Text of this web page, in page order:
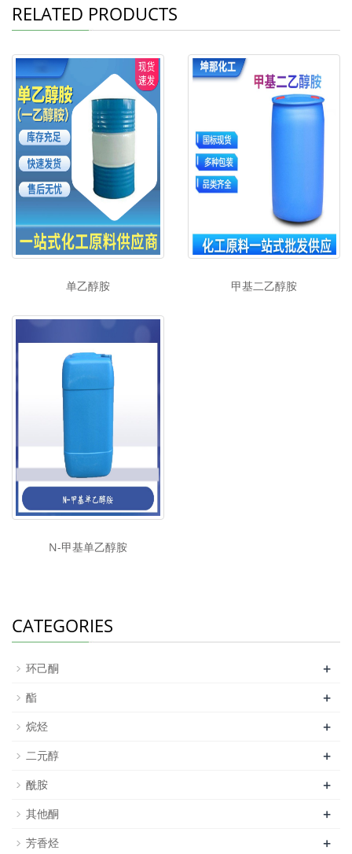
RELATED PRODUCTS
单乙醇胺 甲基二乙醇胺
N-甲基单乙醇胺
CATEGORIES
环己酮 +
酯 +
烷烃 +
二元醇 +
酰胺 +
其他酮 +
芳香烃 +